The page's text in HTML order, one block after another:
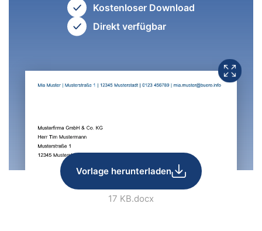
Kostenloser Download
Direkt verfügbar
Vorlage herunterladen
17 KB.docx